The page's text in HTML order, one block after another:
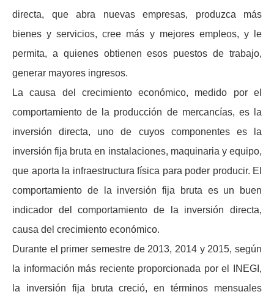
directa, que abra nuevas empresas, produzca más
bienes y servicios, cree más y mejores empleos, y le
permita, a quienes obtienen esos puestos de trabajo,
generar mayores ingresos.
La causa del crecimiento económico, medido por el
comportamiento de la producción de mercancías, es la
inversión directa, uno de cuyos componentes es la
inversión fija bruta en instalaciones, maquinaria y equipo,
que aporta la infraestructura física para poder producir. El
comportamiento de la inversión fija bruta es un buen
indicador del comportamiento de la inversión directa,
causa del crecimiento económico.
Durante el primer semestre de 2013, 2014 y 2015, según
la información más reciente proporcionada por el INEGI,
la inversión fija bruta creció, en términos mensuales